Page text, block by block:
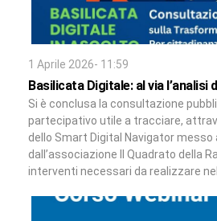
1 Aprile 2026- 11:59
Basilicata Digitale: al via l’analisi
Si è conclusa la consultazione
partecipativo utile a tracciare,
dello Smart Digital Navigator messo
dall’associazione Il Quadrato della
interventi necessari da realizzare